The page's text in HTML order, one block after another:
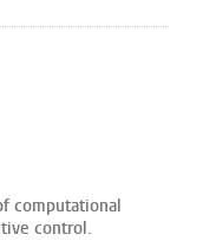
computational
control.